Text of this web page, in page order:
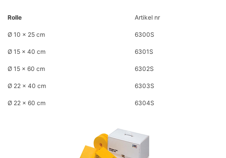
Rolle
Ø 10 x 25 cm
Ø 15 x 40 cm
Ø 15 x 60 cm
Ø 22 x 40 cm
Ø 22 x 60 cm
Artikel nr
6300S
6301S
6302S
6303S
6304S